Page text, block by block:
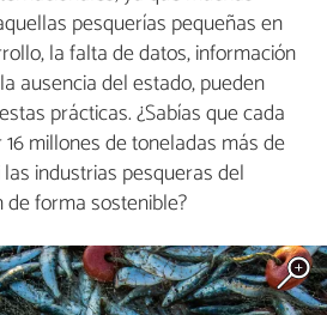
pesquerías pequeñas en
la falta de datos, información
ausencia del estado, pueden
prácticas. ¿Sabías que cada
millones de toneladas más de
industrias pesqueras del
forma sostenible?